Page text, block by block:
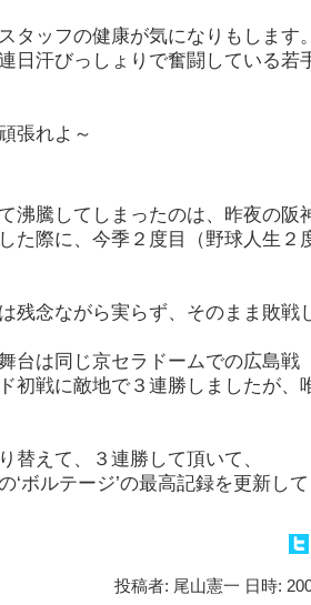
タッフの健康が気になりもします
日汗びっしょりで奮闘している若
張れよ～
沸騰してしまったのは、昨夜の阪
た際に、今季２度目（野球人生２
残念ながら実らず、そのまま敗戦
台は同じ京セラドームでの広島戦
初戦に敵地で３連勝しましたが、
替えて、３連勝して頂いて、
‘ボルテージ’の最高記録を更新し
投稿者: 尾山憲一 日時: